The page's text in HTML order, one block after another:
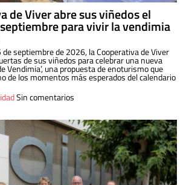
de Viver abre sus viñedos el
para vivir la vendimia
de septiembre de 2026, la Cooperativa de Viver
de sus viñedos para celebrar una nueva
Vendimia’, una propuesta de enoturismo que
de los momentos más esperados del calendario
Sin comentarios